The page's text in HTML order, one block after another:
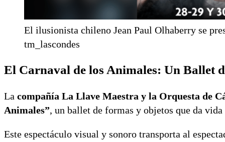
El ilusionista chileno Jean Paul Olhaberry se
tm_lascondes
El Carnaval de los Animales: Un Ballet
La compañía La Llave Maestra y la Orquesta de
Animales”, un ballet de formas y objetos que da
Este espectáculo visual y sonoro transporta al